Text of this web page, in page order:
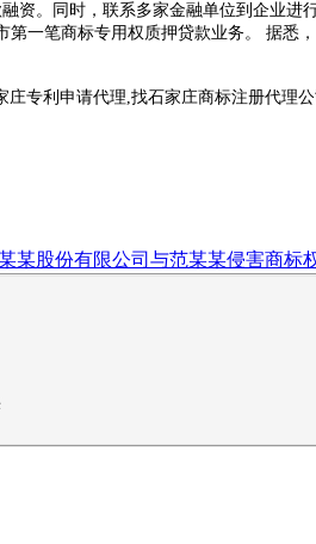
资。同时，联系多家金融单位到企业进
一笔商标专用权质押贷款业务。 据悉
利申请代理,找石家庄商标注册代理
某股份有限公司与范某某侵害商标